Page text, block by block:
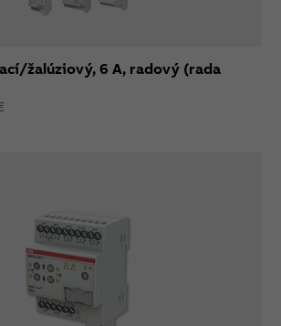
žalúziový, 6 A, radový (rada